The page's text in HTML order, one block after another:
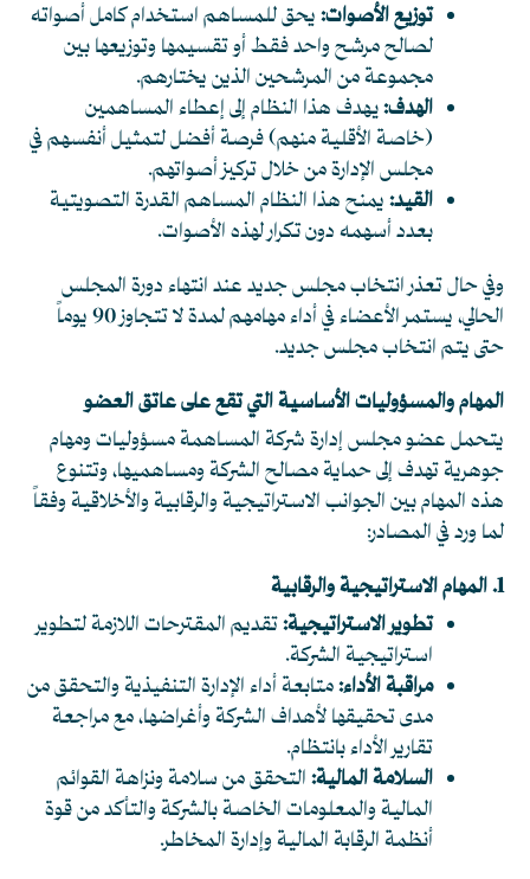
توزيع الأصوات:يحق للمساهم استخدام كامل أصواته
لصالح مرشح واحد فقط أو تقسيمها وتوزيعها بين
مجموعة من المرشحين الذين يختارهم.
الهدف:يهدف هذا النظام إلى إعطاء المساهمين
(خاصة الأقلية منهم) فرصة أفضل لتمثيل أنفسهم في
مجلس الإدارة من خلال تركيز أصواتهم.
القيد:يمنح هذا النظام المساهم القدرة التصويتية
بعدد أسهمه دون تكرار لهذه الأصوات.
وفي حال تعذر انتخاب مجلس جديد عند انتهاء دورة المجلس
الحالي، يستمر الأعضاء في أداء مهامهم لمدة لا تتجاوز 90 يوماً
حتى يتم انتخاب مجلس جديد.
المهام والمسؤوليات الأساسية التي تقع على عاتق العضو
يتحمل عضو مجلس إدارة شركة المساهمة مسؤوليات ومهام
جوهرية تهدف إلى حماية مصالح الشركة ومساهميها، وتتنوع
هذه المهام بين الجوانب الاستراتيجية والرقابية والأخلاقية وفقاً
لما ورد في المصادر:
1. المهام الاستراتيجية والرقابية
تطوير الاستراتيجية:تقديم المقترحات اللازمة لتطوير
استراتيجية الشركة.
مراقبة الأداء:متابعة أداء الإدارة التنفيذية والتحقق من
مدى تحقيقها لأهداف الشركة وأغراضها، مع مراجعة
تقارير الأداء بانتظام.
السلامة المالية:التحقق من سلامة ونزاهة القوائم
المالية والمعلومات الخاصة بالشركة والتأكد من قوة
أنظمة الرقابة المالية وإدارة المخاطر.